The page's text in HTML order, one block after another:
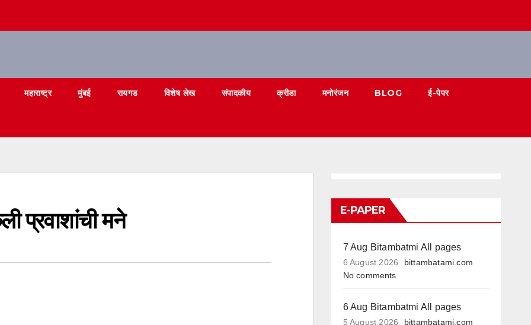
महाराष्ट्र मुंबई रायगड विशेष लेख संपादकीय क्रीडा मनोरंजन BLOG ई-पेपर
प्रवाशांची मने E-PAPER
7 Aug Bitambatmi All pages
6 August 2026
bittambatami.com
No comments
6 Aug Bitambatmi All pages
5 August 2026
bittambatami.com